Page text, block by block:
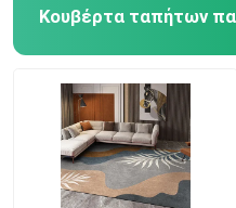
σύνολο χαλιών
Χαλιά πατωμάτων
Αλεξίπυρο υλικό
Κουβέρτα ταπήτων